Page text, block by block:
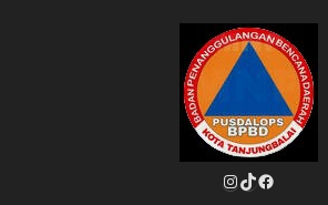
Instagram
TikTok